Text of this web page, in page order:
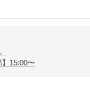
15:00〜